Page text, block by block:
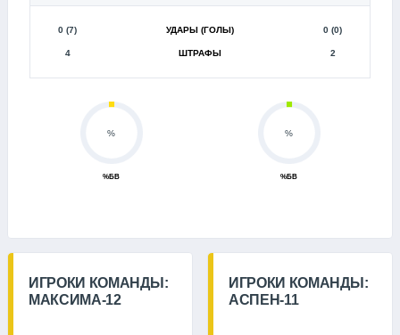
0 (7) УДАРЫ (ГОЛЫ) 0 (0)
4 ШТРАФЫ 2
%
%БВ
%
%БВ
ИГРОКИ КОМАНДЫ:
МАКСИМА-12
ИГРОКИ КОМАНДЫ:
АСПЕН-11